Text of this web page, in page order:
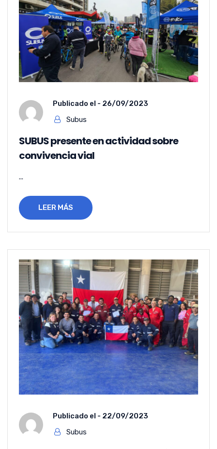
Publicado el - 26/09/2023
Subus
SUBUS presente en actividad sobre
convivencia vial
...
LEER MÁS
Publicado el - 22/09/2023
Subus